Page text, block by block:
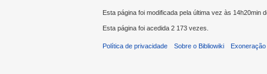
Esta página foi modificada pela última vez às 14h20min
Esta página foi acedida 2 173 vezes.
Política de privacidade Sobre o Bibliowiki